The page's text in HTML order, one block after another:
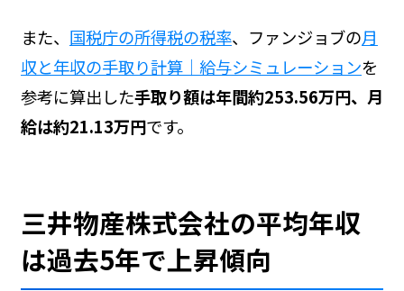
また、 国税庁の所得税の税率、ファンジョブの月
収と年収の手取り計算｜給与シミュレーションを
参考に算出した手取り額は年間約253.56万円、月
給は約21.13万円です。
三井物産株式会社の平均年収
は過去5年で上昇傾向